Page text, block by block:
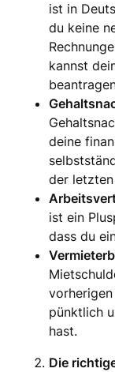
ist in
du keine
kannst
deine
der
ist ein
dass du
pünktlich
hast.
Die